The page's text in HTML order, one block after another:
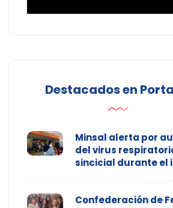
Destacados en
Minsal alerta por
del virus
sincicial durante el
Confederación de